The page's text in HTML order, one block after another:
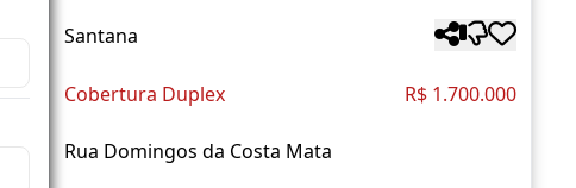
Santana
Cobertura Duplex R$ 1.700.000
Rua Domingos da Costa Mata